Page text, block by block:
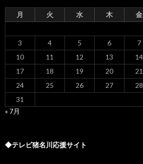
月 火 水 木 金
3
4 5 6 7
10
11 12 13 14
17
18 19 20 21
24
25 26 27 28
31
« 7月
◆テレビ猪名川応援サイト